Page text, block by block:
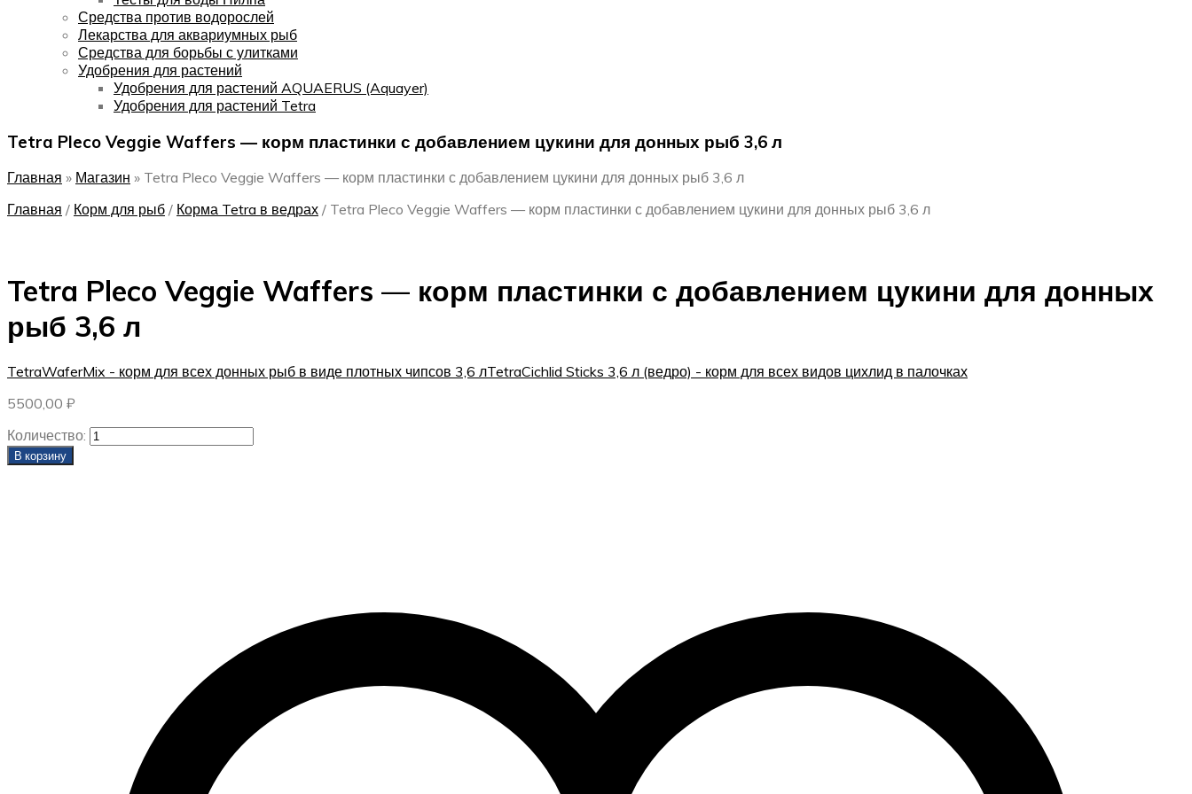
Средства против водорослей
Лекарства для аквариумных рыб
Средства для борьбы с улитками
Удобрения для растений
Удобрения для растений AQUAERUS (Aquayer)
Удобрения для растений Tetra
Tetra Pleco Veggie Waffers — корм пластинки с добавлением цукини для донных рыб 3,6 л
Главная » Магазин » Tetra Pleco Veggie Waffers — корм пластинки с добавлением цукини для донных рыб 3,6 л
Главная / Корм для рыб / Корма Tetra в ведрах / Tetra Pleco Veggie Waffers — корм пластинки с добавлением цукини для донных рыб 3,6 л
Tetra Pleco Veggie Waffers — корм пластинки с добавлением цукини для донных
рыб 3,6 л
TetraWaferMix - корм для всех донных рыб в виде плотных чипсов 3,6 лTetraCichlid Sticks 3,6 л (ведро) - корм для всех видов цихлид в палочках
5500,00 ₽
Количество:
В корзину